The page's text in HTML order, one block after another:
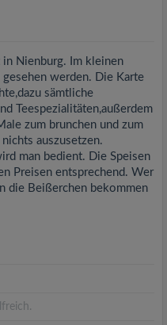
Nienburg. Im kleinen
werden. Die Karte
sämtliche
Teespezialitäten,außerdem
zum brunchen und zum
auszusetzen.
man bedient. Die Speisen
Preisen entsprechend. Wer
die Beißerchen bekommen